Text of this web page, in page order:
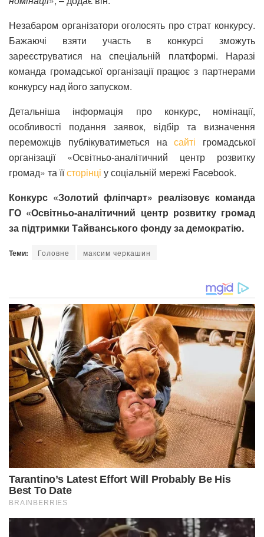
Незабаром організатори оголосять про страт конкурсу.
Бажаючі взяти участь в конкурсі зможуть
зареєструватися на спеціальній платформі. Наразі
команда громадської організації працює з партнерами
конкурсу над його запуском.
Детальніша інформація про конкурс, номінації,
особливості подання заявок, відбір та визначення
переможців публікуватиметься насайті громадської
організації «Освітньо-аналітичний центр розвитку
громад» та їїсторінці у соціальній мережі Facebook.
Конкурс «Золотий фліпчарт» реалізовує команда
ГО «Освітньо-аналітичний центр розвитку громад
за підтримки Тайванського фонду за демократію.
Теми: Головне максим черкашин